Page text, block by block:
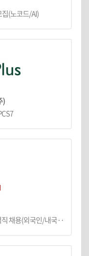
집(노코드/AI)
)
채용(외국인/내국··